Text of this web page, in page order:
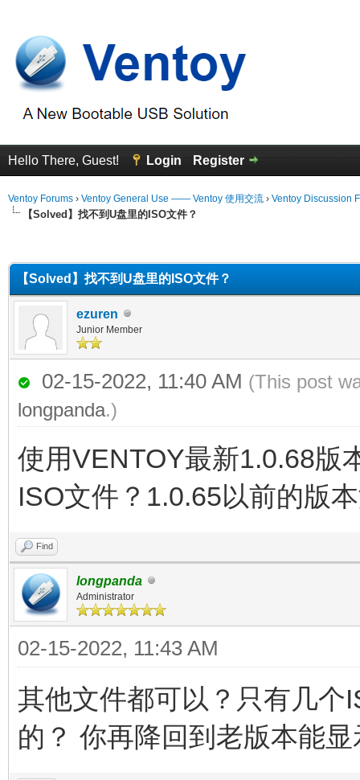
Hello There, Guest! Login Register
Ventoy Forums › Ventoy General Use —— Ventoy 使用交流 › Ventoy Discussion
【Solved】找不到U盘里的ISO文件？
【Solved】找不到U盘里的ISO文件？
ezuren
Junior Member
02-15-2022, 11:40 AM (This post
longpanda.)
使用VENTOY最新1.0.68版
ISO文件？1.0.65以前的版
Find
longpanda
Administrator
02-15-2022, 11:43 AM
其他文件都可以？只有几个
的？ 你再降回到老版本能